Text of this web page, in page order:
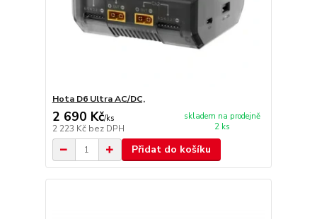
Hota D6 Ultra AC/DC,
2 690 Kč/ks
2 223 Kč bez DPH
skladem na prodejně
2 ks
Přidat do košíku